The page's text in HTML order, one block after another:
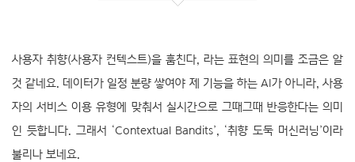
사용자 취향(사용자 컨텍스트)을 훔친다, 라는 표현의 의미를 조금은 알
것 같네요. 데이터가 일정 분량 쌓여야 제 기능을 하는 AI가 아니라, 사용
자의 서비스 이용 유형에 맞춰서 실시간으로 그때그때 반응한다는 의미
인 듯합니다. 그래서 ‘Contextual Bandits’, ‘취향 도둑 머신러닝’이라
불리나 보네요.